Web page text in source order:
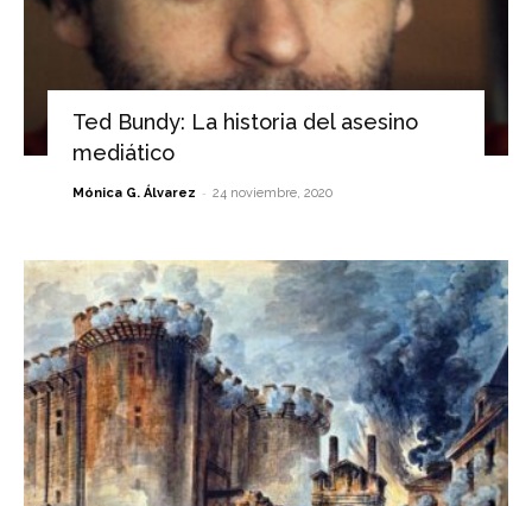
Ted Bundy: La historia del asesino
mediático
Mónica G. Álvarez - 24 noviembre, 2020